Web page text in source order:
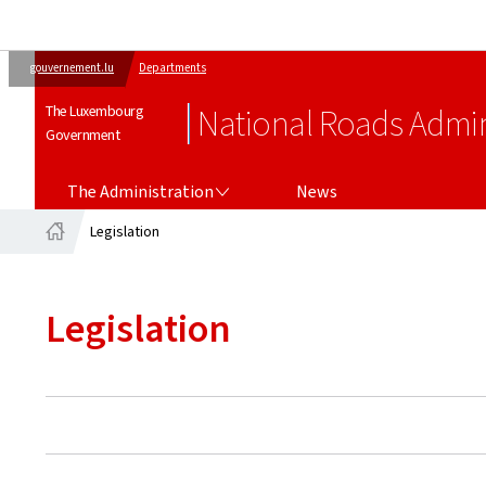
gouvernement.lu Departments
The Luxembourg
Government
National Roads
The Administration
News
Legislation
Legislation